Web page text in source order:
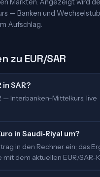
Märkten. Angezeigt wird
— Banken und
Aufschlag.
zu EUR/SAR
in SAR?
— Interbanken-Mittelkurs, live
in Saudi-Riyal um?
in den Rechner ein; das
mit dem aktuellen EUR/SAR-